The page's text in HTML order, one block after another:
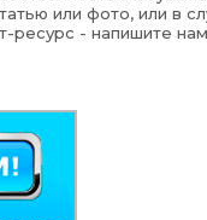
или фото, или в
ресурс - напишите